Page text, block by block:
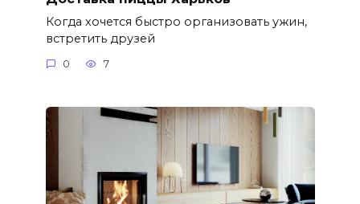
Когда хочется быстро организовать ужин,
встретить друзей
0 7